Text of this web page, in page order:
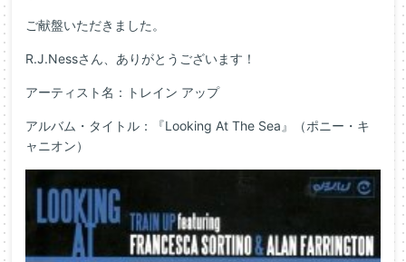
ご献盤いただきました。
R.J.Nessさん、ありがとうございます！
アーティスト名：トレイン アップ
アルバム・タイトル：『Looking At The Sea』（ポニー・キ
ャニオン）